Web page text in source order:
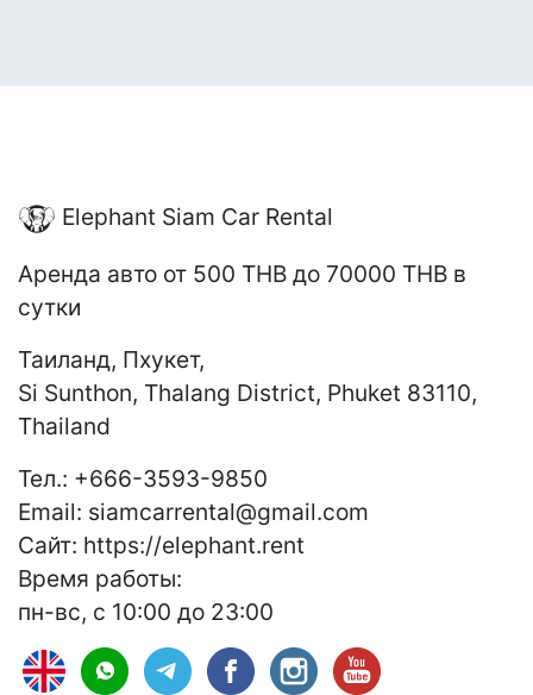
Elephant Siam Car Rental
Аренда авто от 500 THB до 70000 THB в
сутки
Таиланд, Пхукет,
Si Sunthon, Thalang District, Phuket 83110,
Thailand
Тел.: +666-3593-9850
Email: siamcarrental@gmail.com
Сайт: https://elephant.rent
Время работы:
пн-вс, с 10:00 до 23:00